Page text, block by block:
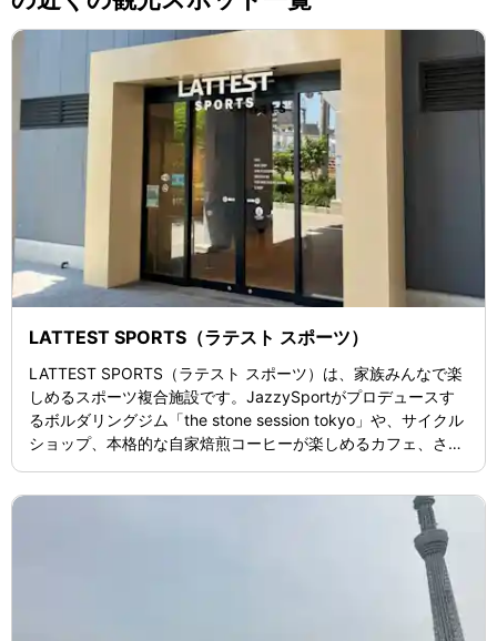
LATTEST SPORTS（ラテスト スポーツ）
LATTEST SPORTS（ラテスト スポーツ）は、家族みんなで楽
しめるスポーツ複合施設です。JazzySportがプロデュースす
るボルダリングジム「the stone session tokyo」や、サイクル
ショップ、本格的な自家焙煎コーヒーが楽しめるカフェ、さら
に遊び砂場など、幅広いアクティビティが揃っています。ま
た、音楽やアートを楽しめるカルチャーイベントも開催されて
おり、スポーツと文化が融合した空間を提供しています。 施設
の営業時間は、カフェが朝10時から夜10時まで（ラストオーダ
ーは9時半）、ボルダリングジムは平日は正午から夜11時、週
末は朝10時から夜9時まで営業しています。その他の施設やイ
金やクレジットカード、電子マネー、QRコード決済が利用可